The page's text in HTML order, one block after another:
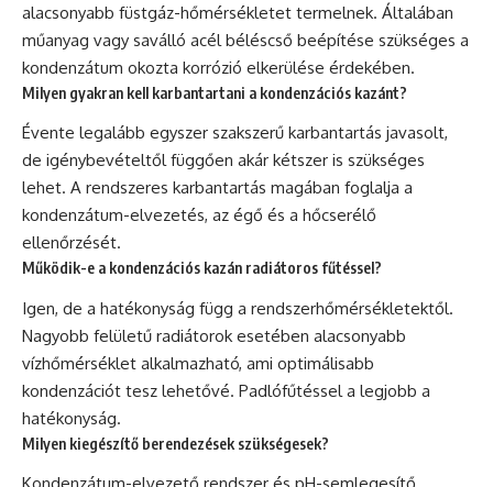
alacsonyabb füstgáz-hőmérsékletet termelnek. Általában
műanyag vagy saválló acél béléscső beépítése szükséges a
kondenzátum okozta korrózió elkerülése érdekében.
Milyen gyakran kell karbantartani a kondenzációs kazánt?
Évente legalább egyszer szakszerű karbantartás javasolt,
de igénybevételtől függően akár kétszer is szükséges
lehet. A rendszeres karbantartás magában foglalja a
kondenzátum-elvezetés, az égő és a hőcserélő
ellenőrzését.
Működik-e a kondenzációs kazán radiátoros fűtéssel?
Igen, de a hatékonyság függ a rendszerhőmérsékletektől.
Nagyobb felületű radiátorok esetében alacsonyabb
vízhőmérséklet alkalmazható, ami optimálisabb
kondenzációt tesz lehetővé. Padlófűtéssel a legjobb a
hatékonyság.
Milyen kiegészítő berendezések szükségesek?